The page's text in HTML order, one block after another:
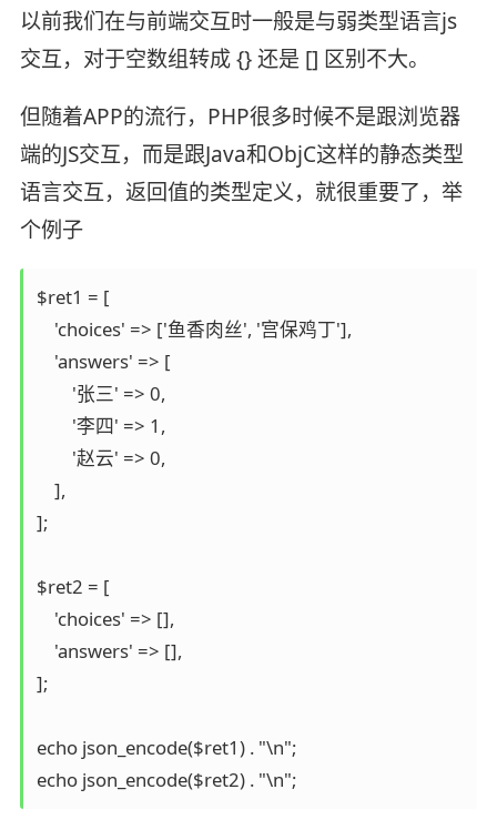
以前我们在与前端交互时一般是与弱类型语言js
交互，对于空数组转成 ​​{}​​ 还是 ​​[]​​ 区别不大。
但随着APP的流行，PHP很多时候不是跟浏览器
端的JS交互，而是跟Java和ObjC这样的静态类型
语言交互，返回值的类型定义，就很重要了，举
个例子
$ret1 = [
'choices' => ['鱼香肉丝', '宫保鸡丁'],
'answers' => [
'张三' => 0,
'李四' => 1,
'赵云' => 0,
],
];
$ret2 = [
'choices' => [],
'answers' => [],
];
echo json_encode($ret1) . "\n";
echo json_encode($ret2) . "\n";